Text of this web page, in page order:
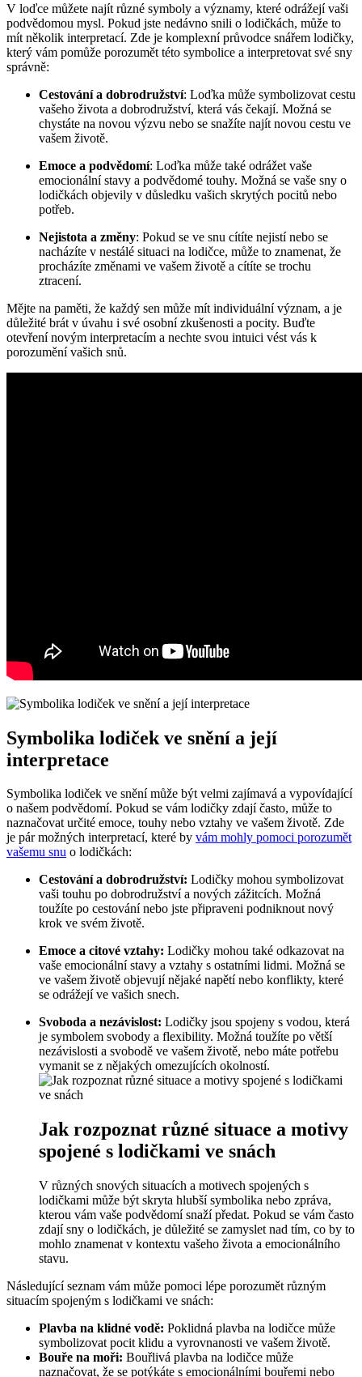
V loďce můžete najít různé symboly a významy, které odrážejí vaši
podvědomou mysl. Pokud jste nedávno snili o lodičkách, může to
mít několik interpretací. Zde je komplexní průvodce snářem lodičky,
který vám pomůže porozumět této symbolice a interpretovat své sny
správně:
Cestování a dobrodružství: Loďka může symbolizovat cestu
vašeho života a dobrodružství, která vás čekají. Možná se
chystáte na novou výzvu nebo se snažíte najít novou cestu ve
vašem životě.
Emoce a podvědomí: Loďka může také odrážet vaše
emocionální stavy a podvědomé touhy. Možná se vaše sny o
lodičkách objevily v důsledku vašich skrytých pocitů nebo
potřeb.
Nejistota a změny: Pokud se ve snu cítíte nejistí nebo se
nacházíte v nestálé situaci na lodičce, může to znamenat, že
procházíte změnami ve vašem životě a cítíte se trochu
ztracení.
Mějte na paměti, že každý sen může mít individuální význam, a je
důležité brát v úvahu i své osobní zkušenosti a pocity. Buďte
otevření novým interpretacím a nechte svou intuici vést vás k
porozumění vašich snů.
Symbolika lodiček ve snění a její
interpretace
Symbolika lodiček ve snění může být velmi zajímavá a vypovídající
o našem podvědomí. Pokud se vám lodičky zdají často, může to
naznačovat určité emoce, touhy nebo vztahy ve vašem životě. Zde
je pár možných interpretací, které by vám mohly pomoci porozumět
vašemu snu o lodičkách:
Cestování a dobrodružství: Lodičky mohou symbolizovat
vaši touhu po dobrodružství a nových zážitcích. Možná
toužíte po cestování nebo jste připraveni podniknout nový
krok ve svém životě.
Emoce a citové vztahy: Lodičky mohou také odkazovat na
vaše emocionální stavy a vztahy s ostatními lidmi. Možná se
ve vašem životě objevují nějaké napětí nebo konflikty, které
se odrážejí ve vašich snech.
Svoboda a nezávislost: Lodičky jsou spojeny s vodou, která
je symbolem svobody a flexibility. Možná toužíte po větší
nezávislosti a svobodě ve vašem životě, nebo máte potřebu
vymanit se z nějakých omezujících okolností.
Jak rozpoznat různé situace a motivy
spojené s lodičkami ve snách
V různých snových situacích a motivech spojených s
lodičkami může být skryta hlubší symbolika nebo zpráva,
kterou vám vaše podvědomí snaží předat. Pokud se vám často
zdají sny o lodičkách, je důležité se zamyslet nad tím, co by to
mohlo znamenat v kontextu vašeho života a emocionálního
stavu.
Následující seznam vám může pomoci lépe porozumět různým
situacím spojeným s lodičkami ve snách:
Plavba na klidné vodě: Poklidná plavba na lodičce může
symbolizovat pocit klidu a vyrovnanosti ve vašem životě.
Bouře na moři: Bouřlivá plavba na lodičce může
naznačovat, že se potýkáte s emocionálními bouřemi nebo